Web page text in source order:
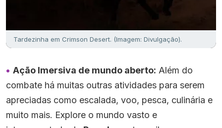
Tardezinha em Crimson Desert. (Imagem: Divulgação).
Ação Imersiva de mundo aberto: Além do
combate há muitas outras atividades para serem
apreciadas como escalada, voo, pesca, culinária e
muito mais. Explore o mundo vasto e